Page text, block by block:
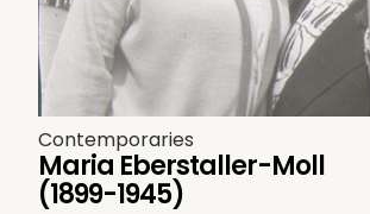
Contemporaries
Maria Eberstaller-Moll
(1899-1945)